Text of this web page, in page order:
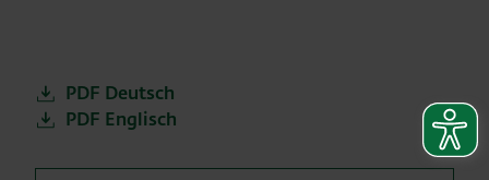
PDF Deutsch
PDF Englisch